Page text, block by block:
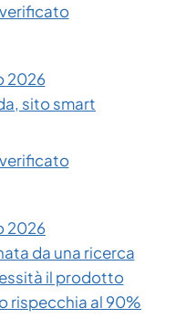
2026
sito smart
2026
da una ricerca
il prodotto
rispecchia al 90%